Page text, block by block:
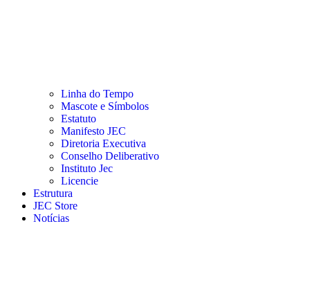
Linha do Tempo
Mascote e Símbolos
Estatuto
Manifesto JEC
Diretoria Executiva
Conselho Deliberativo
Instituto Jec
Licencie
Estrutura
JEC Store
Notícias